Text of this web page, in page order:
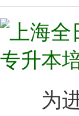
为进